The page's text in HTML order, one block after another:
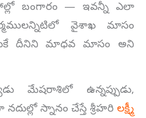
బంగారం — ఇవన్నీ ఎలా
వైశాఖ మాసం
దీనిని మాధవ మాసం అని
మేషరాశిలో ఉన్నప్పుడు,
స్నానం చేస్తే శ్రీహరి లక్ష్మీ